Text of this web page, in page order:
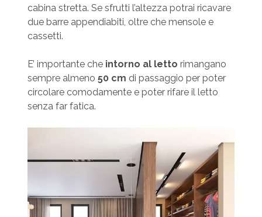
cabina stretta. Se sfrutti l’altezza potrai ricavare
due barre appendiabiti, oltre che mensole e
cassetti.
E’ importante cheintorno al letto rimangano
sempre almeno 50 cm di passaggio per poter
circolare comodamente e poter rifare il letto
senza far fatica.